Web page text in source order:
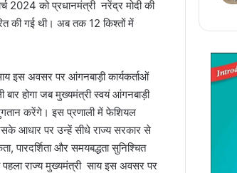
2024 को प्रधानमंत्री नरेंद्र मोदी की
की गई थी। अब तक 12 किश्तों में
इस अवसर पर आंगनबाड़ी कार्यकर्ताओं
होगा जब मुख्यमंत्री स्वयं आंगनबाड़ी
करेंगे। इस प्रणाली में फेशियल
आधार पर उन्हें सीधे राज्य सरकार से
पारदर्शिता और समयबद्धता सुनिश्चित
पहला राज्य मुख्यमंत्री साय इस अवसर पर